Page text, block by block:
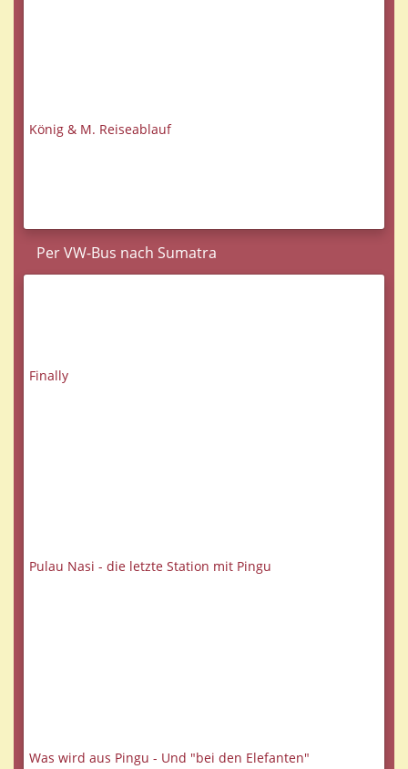
König & M. Reiseablauf
Per VW-Bus nach Sumatra
Finally
Pulau Nasi - die letzte Station mit Pingu
Was wird aus Pingu - Und "bei den Elefanten"